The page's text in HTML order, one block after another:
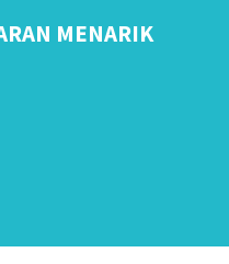
MENARIK